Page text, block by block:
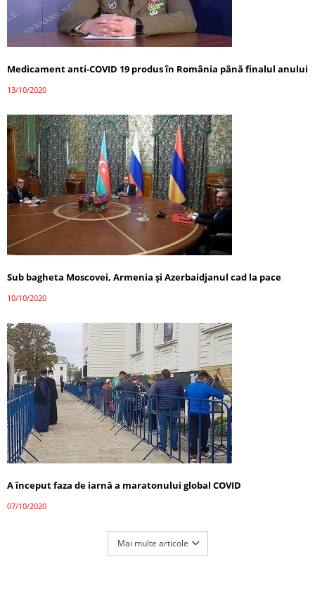
Medicament anti-COVID 19 produs în România până finalul anului
13/10/2020
Sub bagheta Moscovei, Armenia și Azerbaidjanul cad la pace
10/10/2020
A început faza de iarnă a maratonului global COVID
07/10/2020
Mai multe articole